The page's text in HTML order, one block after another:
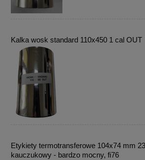
Kalka wosk standard 110x450 1 cal OUT
Etykiety termotransferowe 104x74 mm
kauczukowy - bardzo mocny, fi76